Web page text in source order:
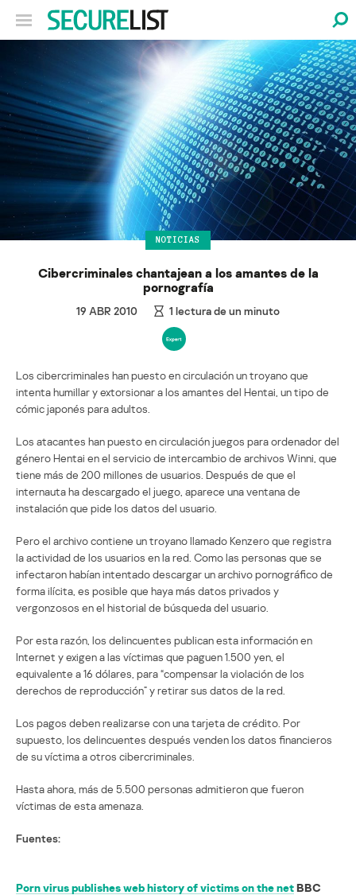
NOTICIAS
Cibercriminales chantajean a los amantes de la
pornografía
19 ABR 2010 1 lectura de un minuto
Los cibercriminales han puesto en circulación un troyano que
intenta humillar y extorsionar a los amantes del Hentai, un tipo de
cómic japonés para adultos.
Los atacantes han puesto en circulación juegos para ordenador del
género Hentai en el servicio de intercambio de archivos Winni, que
tiene más de 200 millones de usuarios. Después de que el
internauta ha descargado el juego, aparece una ventana de
instalación que pide los datos del usuario.
Pero el archivo contiene un troyano llamado Kenzero que registra
la actividad de los usuarios en la red. Como las personas que se
infectaron habían intentado descargar un archivo pornográfico de
forma ilícita, es posible que haya más datos privados y
vergonzosos en el historial de búsqueda del usuario.
Por esta razón, los delincuentes publican esta información en
Internet y exigen a las víctimas que paguen 1.500 yen, el
equivalente a 16 dólares, para “compensar la violación de los
derechos de reproducción” y retirar sus datos de la red.
Los pagos deben realizarse con una tarjeta de crédito. Por
supuesto, los delincuentes después venden los datos financieros
de su víctima a otros cibercriminales.
Hasta ahora, más de 5.500 personas admitieron que fueron
víctimas de esta amenaza.
Fuentes:
Porn virus publishes web history of victims on the netBBC